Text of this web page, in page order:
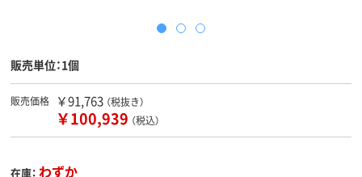
販売単位：1個
販売価格 ￥91,763 （税抜き）
￥100,939 （税込）
在庫： わずか